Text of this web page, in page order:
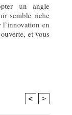
un angle
semble riche
l’innovation en
et vous
< >